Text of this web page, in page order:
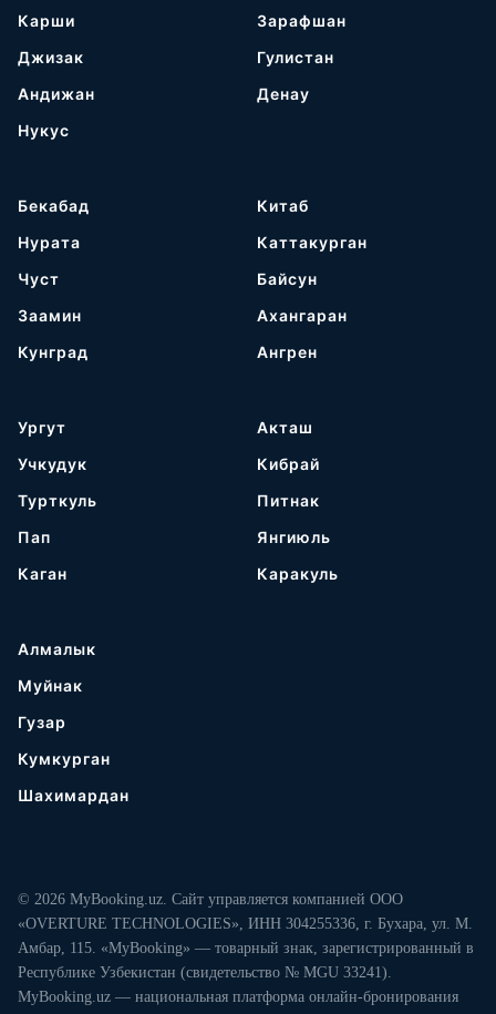
Карши
Джизак
Андижан
Нукус
Зарафшан
Гулистан
Денау
Бекабад
Нурата
Чуст
Заамин
Кунград
Китаб
Каттакурган
Байсун
Ахангаран
Ангрен
Ургут
Учкудук
Турткуль
Пап
Каган
Акташ
Кибрай
Питнак
Янгиюль
Каракуль
Алмалык
Муйнак
Гузар
Кумкурган
Шахимардан
© 2026 MyBooking.uz. Сайт управляется компанией ООО
«OVERTURE TECHNOLOGIES», ИНН 304255336, г. Бухара, ул. М.
Амбар, 115. «MyBooking» — товарный знак, зарегистрированный в
Республике Узбекистан (свидетельство № MGU 33241).
MyBooking.uz — национальная платформа онлайн-бронирования